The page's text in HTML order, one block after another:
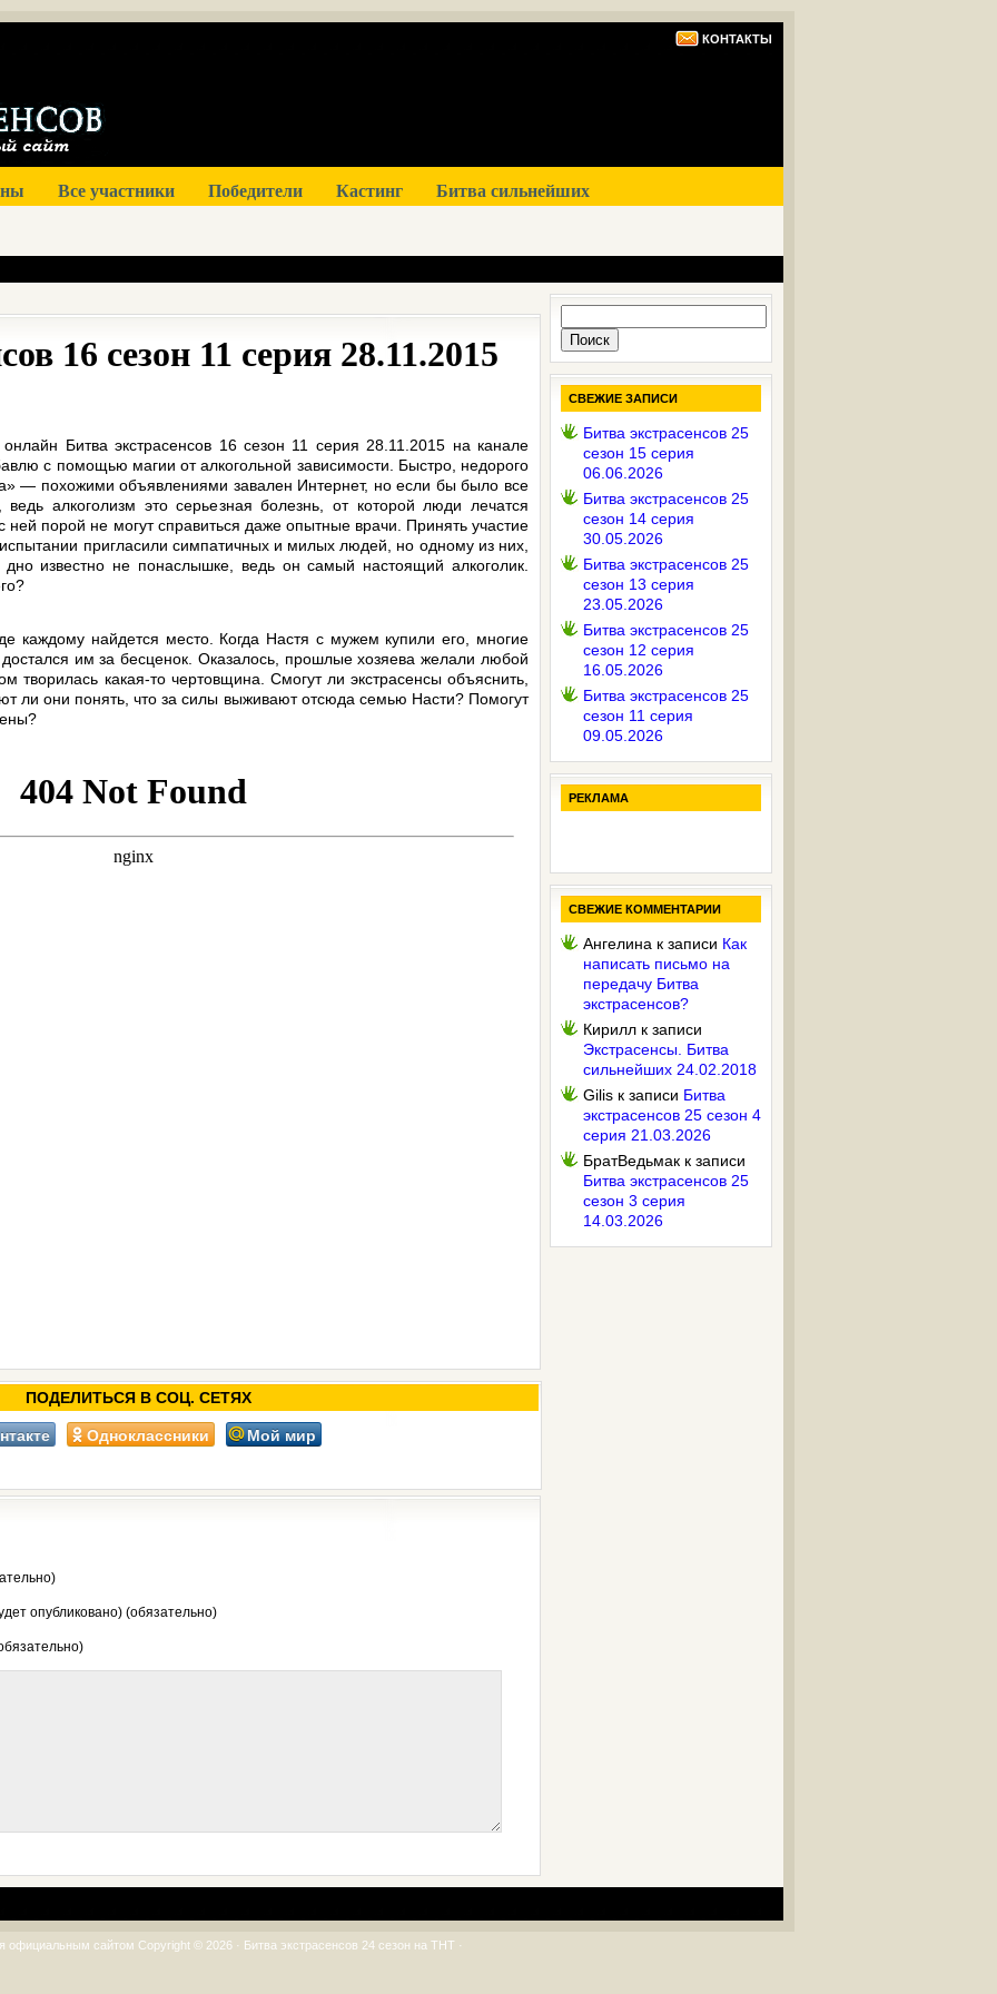
КОНТАКТЫ
Все участники Победители Кастинг Битва сильнейших
16 сезон 11 серия 28.11.2015
Битва экстрасенсов 16 сезон 11 серия 28.11.2015 на канале
с помощью магии от алкогольной зависимости. Быстро, недорого
— похожими объявлениями завален Интернет, но если бы было все
ведь алкоголизм это серьезная болезнь, от которой люди лечатся
ней порой не могут справиться даже опытные врачи. Принять участие
пригласили симпатичных и милых людей, но одному из них,
дно известно не понаслышке, ведь он самый настоящий алкоголик.
каждому найдется место. Когда Настя с мужем купили его, многие
им за бесценок. Оказалось, прошлые хозяева желали любой
творилась какая-то чертовщина. Смогут ли экстрасенсы объяснить,
ли они понять, что за силы выживают отсюда семью Насти? Помогут
ПОДЕЛИТЬСЯ В СОЦ. СЕТЯХ
Одноклассники Мой мир
опубликовано) (обязательно)
СВЕЖИЕ ЗАПИСИ
Битва экстрасенсов 25
сезон 15 серия
06.06.2026
Битва экстрасенсов 25
сезон 14 серия
30.05.2026
Битва экстрасенсов 25
сезон 13 серия
23.05.2026
Битва экстрасенсов 25
сезон 12 серия
16.05.2026
Битва экстрасенсов 25
сезон 11 серия
09.05.2026
РЕКЛАМА
СВЕЖИЕ КОММЕНТАРИИ
Ангелина к записи Как
написать письмо на
передачу Битва
экстрасенсов?
Кирилл к записи
Экстрасенсы. Битва
сильнейших 24.02.2018
Gilis к записи Битва
экстрасенсов 25 сезон 4
серия 21.03.2026
БратВедьмак к записи
Битва экстрасенсов 25
сезон 3 серия
14.03.2026
официальным сайтом Copyright © 2026 · Битва экстрасенсов 24 сезон на ТНТ ·